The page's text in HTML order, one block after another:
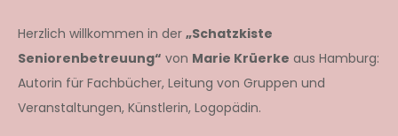
Herzlich willkommen in der „Schatzkiste
Seniorenbetreuung“ von Marie Krüerke aus Hamburg:
Autorin für Fachbücher, Leitung von Gruppen und
Veranstaltungen, Künstlerin, Logopädin.